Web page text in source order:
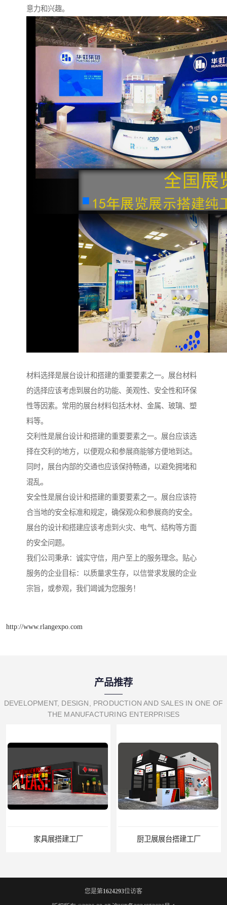
意力和兴趣。
材料选择是展台设计和搭建的重要要素之一。展台材料
的选择应该考虑到展台的功能、美观性、安全性和环保
性等因素。常用的展台材料包括木材、金属、玻璃、塑
料等。
交利性是展台设计和搭建的重要要素之一。展台应该选
择在交利的地方，以便观众和参展商能够方便地到达。
同时，展台内部的交通也应该保持畅通，以避免拥堵和
混乱。
安全性是展台设计和搭建的重要要素之一。展台应该符
合当地的安全标准和规定，确保观众和参展商的安全。
展台的设计和搭建应该考虑到火灾、电气、结构等方面
的安全问题。
我们公司秉承：诚实守信，用户至上的服务理念。贴心
服务的企业目标：以质量求生存，以信誉求发展的企业
宗旨，或参观，我们竭诚为您服务！
http://www.rlangexpo.com
产品推荐
DEVELOPMENT, DESIGN, PRODUCTION AND SALES IN ONE OF
THE MANUFACTURING ENTERPRISES
厨卫展展台搭建工厂
您是第1624293位访客